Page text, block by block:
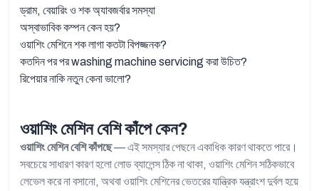
ড্রাম, বেয়ারিং ও শক অ্যাবজর্বার সমস্যা
অস্বাভাবিক কম্পন কেন হয়?
ওয়াশিং মেশিনে শক লাগা কতটা বিপজ্জনক?
কতদিন পর পর washing machine servicing করা উচিত?
রিপেয়ার নাকি নতুন কেনা ভালো?
ওয়াশিং মেশিন বেশি কাঁপে কেন?
ওয়াশিং মেশিন বেশি কাঁপছে— এই সমস্যার পেছনে একাধিক কারণ থাকতে পারে।
সবচেয়ে সাধারণ কারণ হলো লোড ব্যালেন্স ঠিক না থাকা, ওয়াশিং মেশিন সঠিকভাবে
লেভেল করে না বসানো, অথবা ওয়াশিং মেশিনের ভেতরের যান্ত্রিক যন্ত্রাংশ দুর্বল হয়ে